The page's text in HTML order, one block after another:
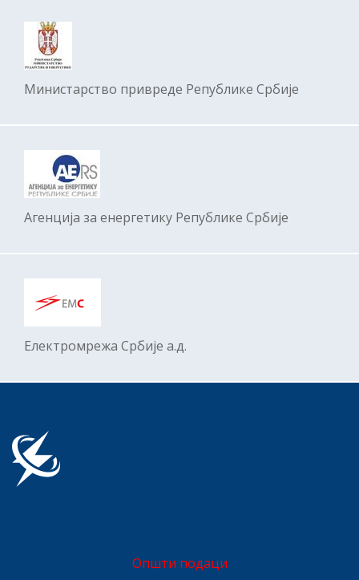
Министарство привреде Републике Србије
Агенција за енергетику Републике Србије
Електромрежa Србије а.д.
Општи подаци